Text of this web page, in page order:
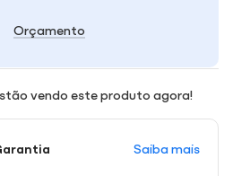
Orçamento
vendo este produto agora!
Saiba mais